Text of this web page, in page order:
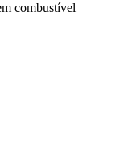
combustível